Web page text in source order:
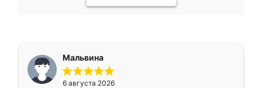
Мальвина
6 августа 2026